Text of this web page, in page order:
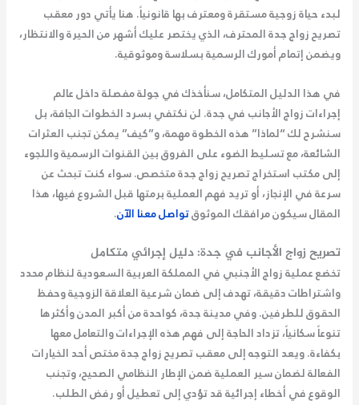
لبدء حياة زوجية مستقرة ومعترف بها قانونياً. هنا يأتي دورمعقب
تصريح زواج جدةالمحترف، الذي يختصر عليك أشهر من الحيرة والانتظار،
ويضمن إتمام أمورك الرسمية بسلاسة وموثوقية.
في هذا الدليل المتكامل، سنأخذك في جولة مفصلة داخل عالم
إجراءات زواج الأجانب في جدة. لن نكتفي بسرد الخطوات الجافة، بل
سنشرح لك “لماذا” هذه الخطوة مهمة، و”كيف” يمكن تجنب العثرات
الشائعة، مع تسليط الضوء على الفروق بين القنوات الرسمية واللجوء
إلى مكتب استخراج تصريح زواج جدة متخصص. سواء كنت تبحث عن
سرعة في الإنجاز، أو تريد فهم العملية برمتها قبل الشروع فيها، هذا
المقال سيكون مرافقك الموثوقتواصل معنا الآن.
تصريح زواج الأجانب في جدة: دليل إجرائي متكامل
تخضع عملية زواج الأجنبي في المملكة العربية السعودية لنظام محدد
واشتراطات دقيقة، تهدف إلى ضمان شرعية العلاقة الزوجية وحفظ
الحقوق للطرفين. وفي مدينة جدة، كواحدة من أكبر المدن وأكثرها
تنوعاً سكانياً، تزداد الحاجة إلى فهم هذه الإجراءات والتعامل معها
بكفاءة. ويعد التوجه إلىمعقب تصريح زواج جدةمختص أحد الخيارات
الفعالة لضمان سير العملية ضمن الإطار النظامي الصحيح، وتجنب
الوقوع في أخطاء إجرائية قد تؤدي إلى تعطيل أو رفض الطلب.